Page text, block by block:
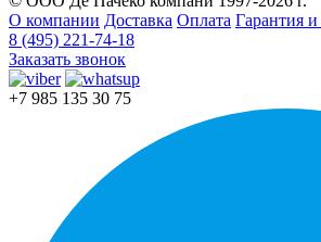
О компании Доставка Оплата Гарантия
8 (495) 221-74-18
Заказать звонок
+7 985 135 30 75